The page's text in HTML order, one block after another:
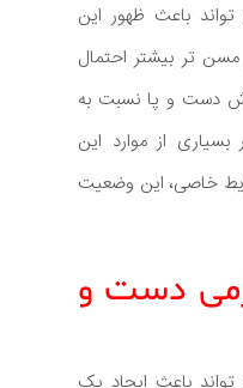
باعث ظهور این
45 سال و مسن تر بیشتر احتمال
دست و پا نسبت به
از موارد این
خاصی، این وضعیت
دست و